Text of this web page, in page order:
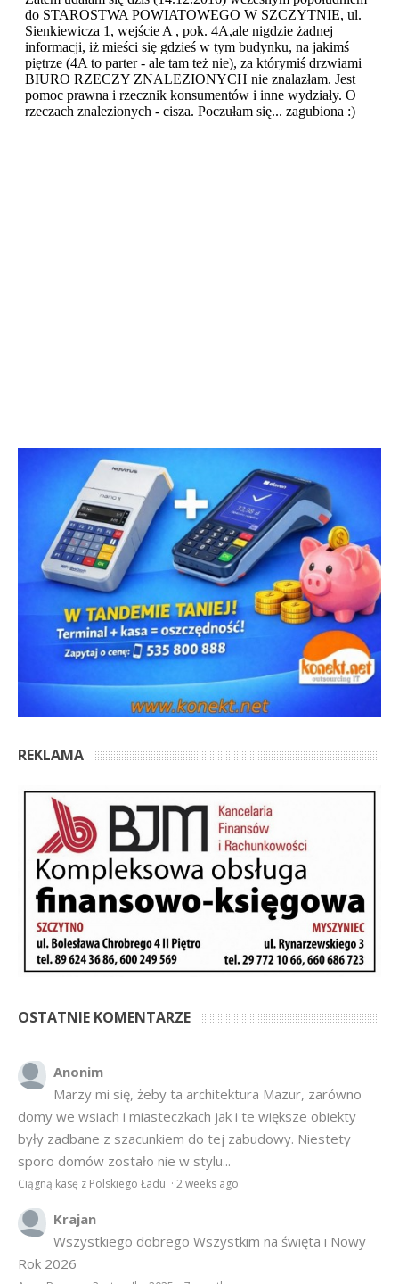
REKLAMA
OSTATNIE KOMENTARZE
Anonim
Marzy mi się, żeby ta architektura Mazur, zarówno
domy we wsiach i miasteczkach jak i te większe obiekty
były zadbane z szacunkiem do tej zabudowy. Niestety
sporo domów zostało nie w stylu...
Ciągną kasę z Polskiego Ładu · 2 weeks ago
Krajan
Wszystkiego dobrego Wszystkim na święta i Nowy
Rok 2026